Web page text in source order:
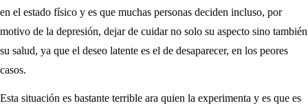
en el estado físico y es que muchas personas deciden incluso, por
motivo de la depresión, dejar de cuidar no solo su aspecto sino también
su salud, ya que el deseo latente es el de desaparecer, en los peores
casos.
Esta situación es bastante terrible ara quien la experimenta y es que es